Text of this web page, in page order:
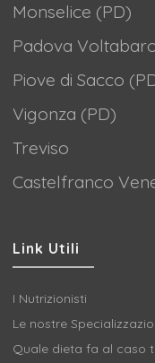
Monselice (PD)
Padova
Piove di Sacco
Vigonza (PD)
Treviso
Castelfranco
Link Utili
I Nutrizionisti
Le nostre
Quale dieta fa al caso